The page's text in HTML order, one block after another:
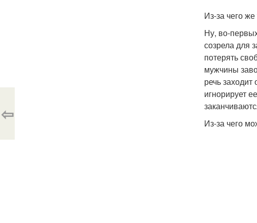
Из-за чего
Ну, во-
созрела для
потерять
мужчины
речь
игнорирует
Из-за чего
⇦